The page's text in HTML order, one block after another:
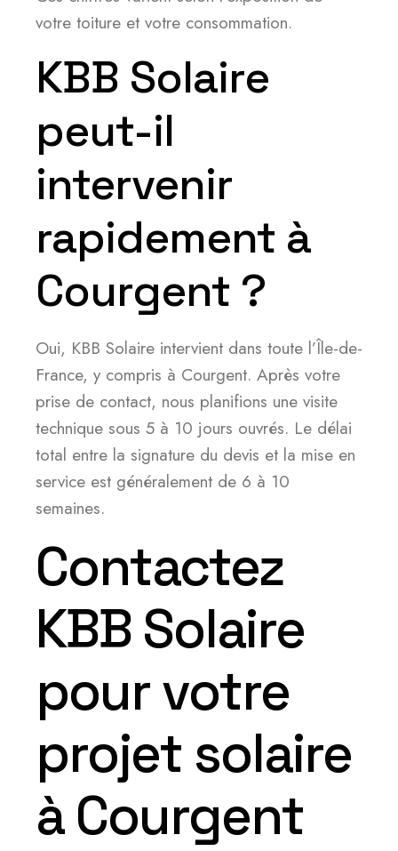
votre toiture et votre consommation.
KBB Solaire
peut-il
intervenir
rapidement à
Courgent ?
Oui, KBB Solaire intervient dans toute l’Île-de-
France, y compris à Courgent. Après votre
prise de contact, nous planifions une visite
technique sous 5 à 10 jours ouvrés. Le délai
total entre la signature du devis et la mise en
service est généralement de 6 à 10
semaines.
Contactez
KBB Solaire
pour votre
projet solaire
à Courgent